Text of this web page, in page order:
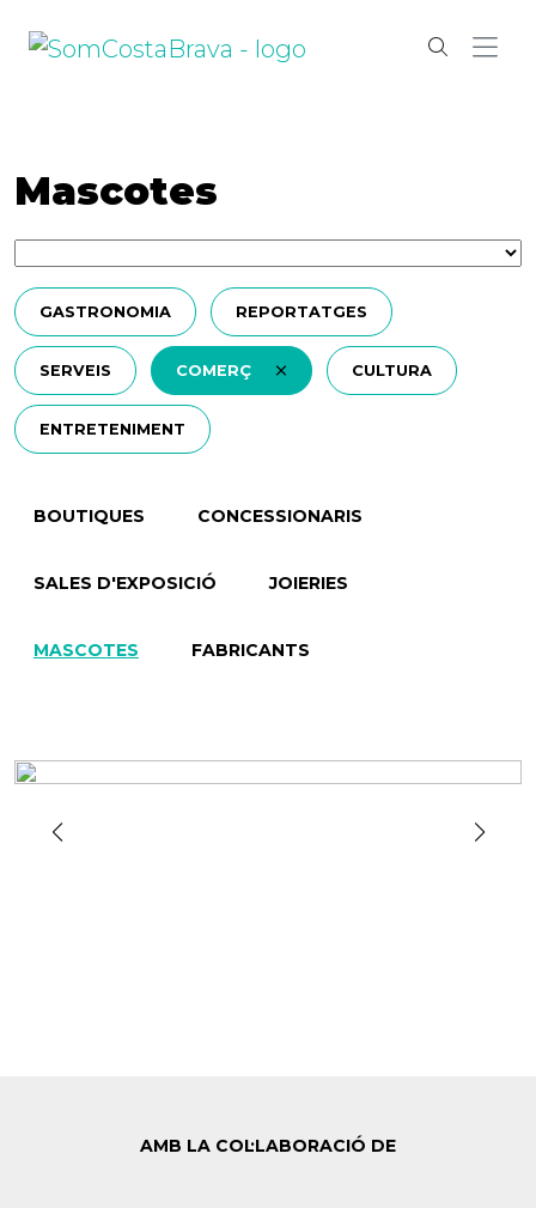
Mascotes
GASTRONOMIA REPORTATGES
SERVEIS COMERÇ CULTURA
ENTRETENIMENT
BOUTIQUES CONCESSIONARIS
SALES D'EXPOSICIÓ JOIERIES
MASCOTES FABRICANTS
AMB LA COL·LABORACIÓ DE